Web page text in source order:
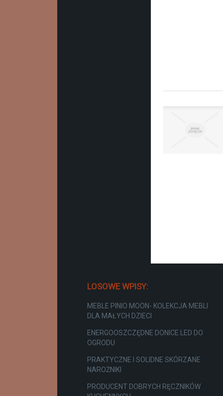
LOSOWE WPISY:
MEBLE PINIO MOON- KOLEKCJA MEBLI
DLA MAŁYCH DZIECI
ENERGOOSZCZĘDNE DONICE LED DO
OGRODU
PRAKTYCZNE I SOLIDNE SKÓRZANE
NAROŻNIKI
PRODUCENT DOBRYCH RĘCZNIKÓW